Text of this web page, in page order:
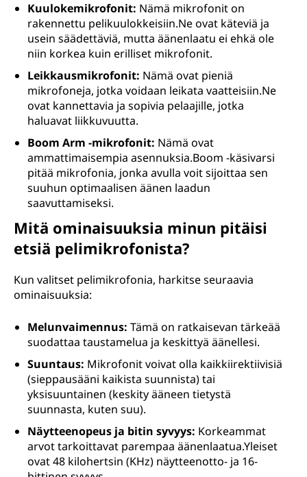
Kuulokemikrofonit: Nämä mikrofonit on
rakennettu pelikuulokkeisiin.Ne ovat käteviä ja
usein säädettäviä, mutta äänenlaatu ei ehkä ole
niin korkea kuin erilliset mikrofonit.
Leikkausmikrofonit: Nämä ovat pieniä
mikrofoneja, jotka voidaan leikata vaatteisiin.Ne
ovat kannettavia ja sopivia pelaajille, jotka
haluavat liikkuvuutta.
Boom Arm -mikrofonit: Nämä ovat
ammattimaisempia asennuksia.Boom -käsivarsi
pitää mikrofonia, jonka avulla voit sijoittaa sen
suuhun optimaalisen äänen laadun
saavuttamiseksi.
Mitä ominaisuuksia minun pitäisi
etsiä pelimikrofonista?
Kun valitset pelimikrofonia, harkitse seuraavia
ominaisuuksia:
Melunvaimennus: Tämä on ratkaisevan tärkeää
suodattaa taustamelua ja keskittyä äänellesi.
Suuntaus: Mikrofonit voivat olla kaikkiirektiivisiä
(sieppausääni kaikista suunnista) tai
yksisuuntainen (keskity ääneen tietystä
suunnasta, kuten suu).
Näytteenopeus ja bitin syvyys: Korkeammat
arvot tarkoittavat parempaa äänenlaatua.Yleiset
ovat 48 kilohertsin (KHz) näytteenotto- ja 16-